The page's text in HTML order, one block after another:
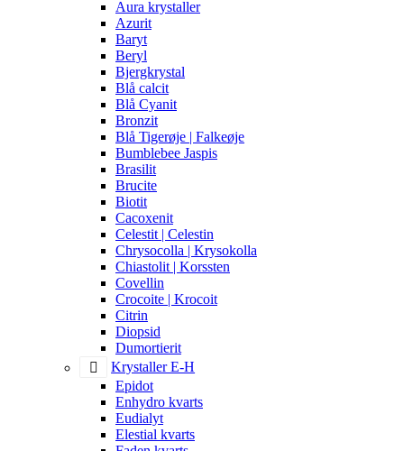
Aura krystaller
Azurit
Baryt
Beryl
Bjergkrystal
Blå calcit
Blå Cyanit
Bronzit
Blå Tigerøje | Falkeøje
Bumblebee Jaspis
Brasilit
Brucite
Biotit
Cacoxenit
Celestit | Celestin
Chrysocolla | Krysokolla
Chiastolit | Korssten
Covellin
Crocoite | Krocoit
Citrin
Diopsid
Dumortierit
Krystaller E-H
Epidot
Enhydro kvarts
Eudialyt
Elestial kvarts